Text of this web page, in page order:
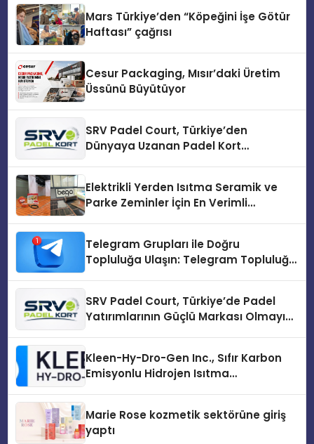
Mars Türkiye’den “Köpeğini İşe Götür
Haftası” çağrısı
Cesur Packaging, Mısır’daki Üretim
Üssünü Büyütüyor
SRV Padel Court, Türkiye’den
Dünyaya Uzanan Padel Kort
Elektrikli Yerden Isıtma Seramik ve
Parke Zeminler İçin En Verimli
Telegram Grupları ile Doğru
Topluluğa Ulaşın: Telegram Topluluğu
SRV Padel Court, Türkiye’de Padel
Yatırımlarının Güçlü Markası Olmayı
Kleen-Hy-Dro-Gen Inc., Sıfır Karbon
Emisyonlu Hidrojen Isıtma
Marie Rose kozmetik sektörüne giriş
yaptı